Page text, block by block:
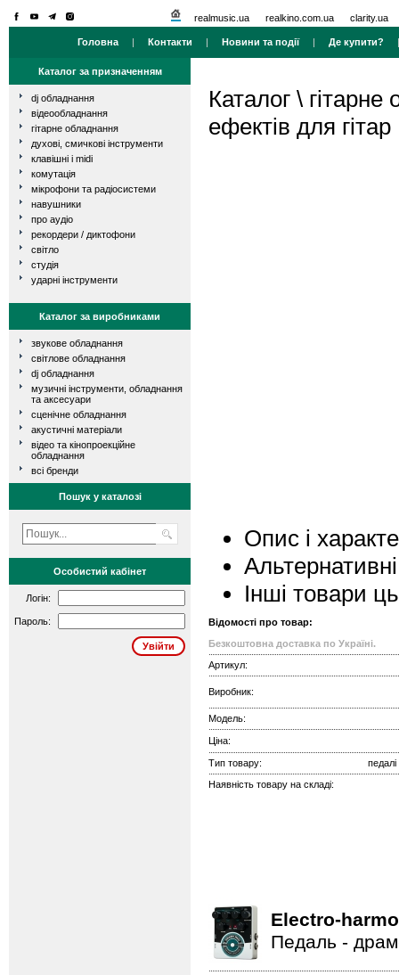
realmusic.ua realkino.com.ua clarity.ua
Головна | Контакти | Новини та події| Де купити?
Каталог за призначенням
dj обладнання
відеообладнання
гітарне обладнання
духові, смичкові інструменти
клавішні і midi
комутація
мікрофони та радіосистеми
навушники
про аудіо
рекордери / диктофони
світло
студія
ударні інструменти
Каталог за виробниками
звукове обладнання
світлове обладнання
dj обладнання
музичні інструменти, обладнання
та аксесуари
сценічне обладнання
акустичні матеріали
відео та кінопроекційне
обладнання
всі бренди
Пошук у каталозі
Особистий кабінет
Логін:
Пароль:
Каталог \ гітарне
ефектів для гітар
Опис і
Інші товари
Відомості про товар:
Безкоштовна доставка по Україні.
Артикул:
Виробник:
Модель:
Ціна:
Тип товару:
педалі
Наявність товару на складі:
Electro-
Педаль -